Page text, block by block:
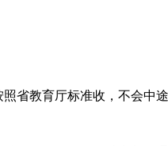
省教育厅标准收，不会中